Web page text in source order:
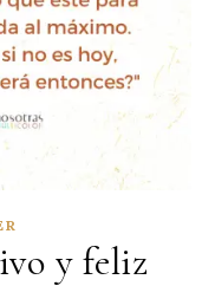
y feliz